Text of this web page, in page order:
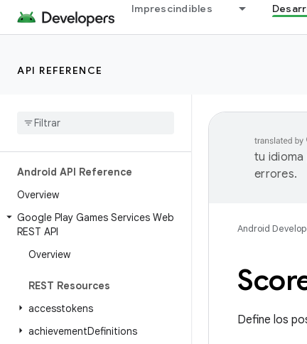
Imprescindibles
API REFERENCE
Android API Reference
Overview
Google Play Games Services Web
REST API
Overview
REST Resources
accesstokens
achievementDefinitions
tu
errores.
Android
Define los